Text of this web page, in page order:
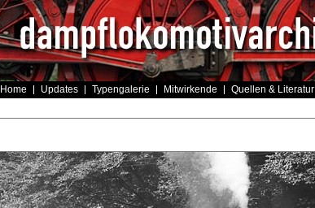
Home Updates Typengalerie Mitwirkende Quellen & Literatur